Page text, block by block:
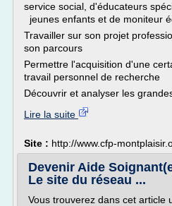
service social, d'éducateurs
jeunes enfants et de moniteur
Travailler sur son projet
son parcours
Permettre l'acquisition d'une
travail personnel de recherche
Découvrir et analyser les
Lire la suite
Site : http://www.cfp-
Devenir Aide
Le site du réseau ...
Vous trouverez dans cet article